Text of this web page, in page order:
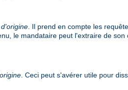
. Il prend en compte les
le mandataire peut l'extraire de
. Ceci peut s'avérer utile pour